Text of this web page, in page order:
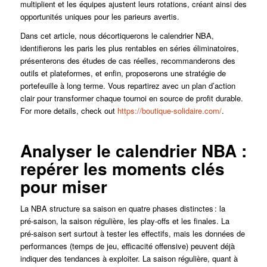
multiplient et les équipes ajustent leurs rotations, créant ainsi des
opportunités uniques pour les parieurs avertis.
Dans cet article, nous décortiquerons le calendrier NBA,
identifierons les paris les plus rentables en séries éliminatoires,
présenterons des études de cas réelles, recommanderons des
outils et plateformes, et enfin, proposerons une stratégie de
portefeuille à long terme. Vous repartirez avec un plan d’action
clair pour transformer chaque tournoi en source de profit durable.
For more details, check out https://boutique-solidaire.com/.
Analyser le calendrier NBA :
repérer les moments clés
pour miser
La NBA structure sa saison en quatre phases distinctes : la
pré‑saison, la saison régulière, les play‑offs et les finales. La
pré‑saison sert surtout à tester les effectifs, mais les données de
performances (temps de jeu, efficacité offensive) peuvent déjà
indiquer des tendances à exploiter. La saison régulière, quant à